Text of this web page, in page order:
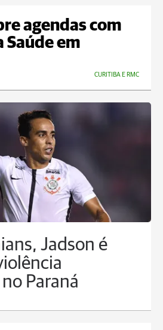
agendas com
Saúde em
CURITIBA E RMC
Jadson é
Paraná